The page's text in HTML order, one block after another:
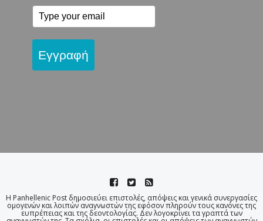
Εγγραφή
Η Panhellenic Post δημοσιεύει επιστολές, απόψεις και γενικά συνεργασίες
ομογενών και λοιπών αναγνωστών της εφόσον πληρούν τους κανόνες της
ευπρέπειας και της δεοντολογίας. Δεν λογοκρίνει τα γραπτά των